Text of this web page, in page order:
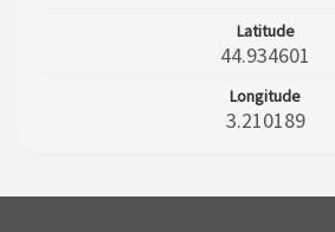
Latitude
44.934601
Longitude
3.210189